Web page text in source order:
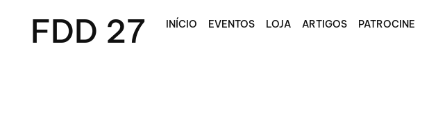
FDD 27 INÍCIO EVENTOS LOJA ARTIGOS PATROCINE